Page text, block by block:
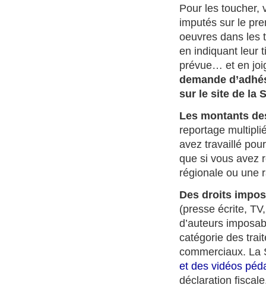
Pour les toucher,
imputés sur le
oeuvres dans les
en indiquant leur
prévue… et en
demande
sur le site de la
Les montants
reportage
avez travaillé
que si vous avez
régionale ou une
Des droits
(presse écrite,
d’auteurs
catégorie des
commerciaux. La
et des vidéos
déclaration